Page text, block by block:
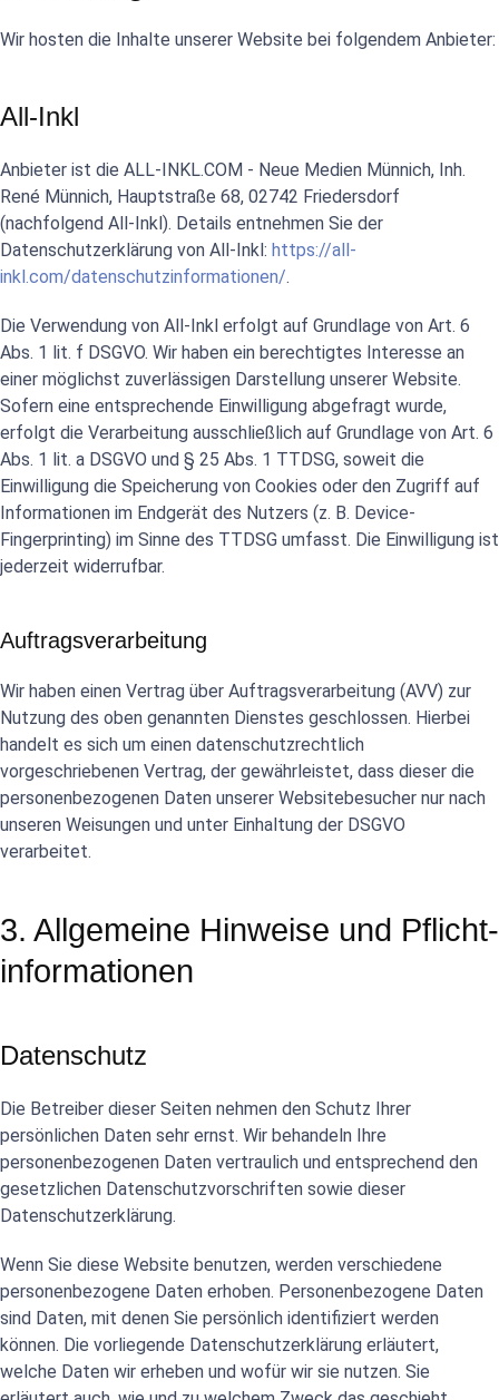
Wir hosten die Inhalte unserer Website bei folgendem Anbieter:
All-Inkl
Anbieter ist die ALL-INKL.COM - Neue Medien Münnich, Inh.
René Münnich, Hauptstraße 68, 02742 Friedersdorf
(nachfolgend All-Inkl). Details entnehmen Sie der
Datenschutzerklärung von All-Inkl: https://all-
inkl.com/datenschutzinformationen/.
Die Verwendung von All-Inkl erfolgt auf Grundlage von Art. 6
Abs. 1 lit. f DSGVO. Wir haben ein berechtigtes Interesse an
einer möglichst zuverlässigen Darstellung unserer Website.
Sofern eine entsprechende Einwilligung abgefragt wurde,
erfolgt die Verarbeitung ausschließlich auf Grundlage von Art. 6
Abs. 1 lit. a DSGVO und § 25 Abs. 1 TTDSG, soweit die
Einwilligung die Speicherung von Cookies oder den Zugriff auf
Informationen im Endgerät des Nutzers (z. B. Device-
Fingerprinting) im Sinne des TTDSG umfasst. Die Einwilligung ist
jederzeit widerrufbar.
Auftragsverarbeitung
Wir haben einen Vertrag über Auftragsverarbeitung (AVV) zur
Nutzung des oben genannten Dienstes geschlossen. Hierbei
handelt es sich um einen datenschutzrechtlich
vorgeschriebenen Vertrag, der gewährleistet, dass dieser die
personenbezogenen Daten unserer Websitebesucher nur nach
unseren Weisungen und unter Einhaltung der DSGVO
verarbeitet.
3. Allgemeine Hinweise und Pflicht­
informationen
Datenschutz
Die Betreiber dieser Seiten nehmen den Schutz Ihrer
persönlichen Daten sehr ernst. Wir behandeln Ihre
personenbezogenen Daten vertraulich und entsprechend den
gesetzlichen Datenschutzvorschriften sowie dieser
Datenschutzerklärung.
Wenn Sie diese Website benutzen, werden verschiedene
personenbezogene Daten erhoben. Personenbezogene Daten
sind Daten, mit denen Sie persönlich identifiziert werden
können. Die vorliegende Datenschutzerklärung erläutert,
welche Daten wir erheben und wofür wir sie nutzen. Sie